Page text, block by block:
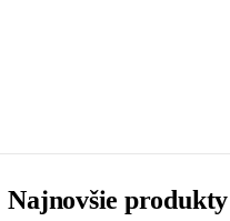
Najnovšie produkty